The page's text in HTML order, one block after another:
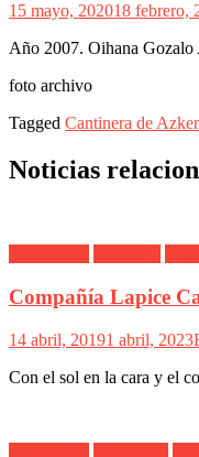
15 mayo, 202018 febrero,
Año 2007. Oihana Gozalo
foto archivo
Tagged Cantinera de
Noticias
Compañía Lapice
14 abril, 20191 abril, 2023
Con el sol en la cara y el